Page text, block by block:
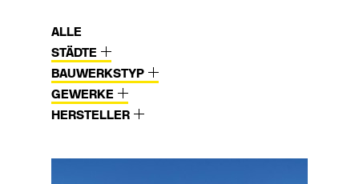
ALLE
STÄDTE
BAUWERKSTYP
GEWERKE
HERSTELLER